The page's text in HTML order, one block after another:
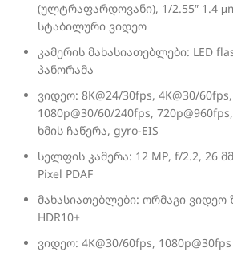
(ულტრაფარდოვანი), 1/2.55″ 1.4
სტაბილური ვიდეო
კამერის მახასიათებლები: LED
პანორამა
ვიდეო: 8K@24/30fps, 4K@30/60fps,
1080p@30/60/240fps,
ხმის ჩაწერა, gyro-EIS
სელფის კამერა: 12 MP, f/2.2, 26
Pixel PDAF
მახასიათებლები: ორმაგი ვიდეო
HDR10+
ვიდეო: 4K@30/60fps, 1080p@30fps